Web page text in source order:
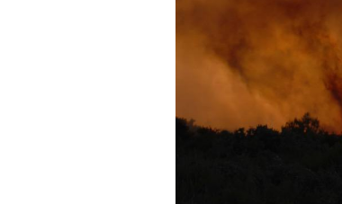
Fortes chaleurs :
pourquoi le risque de
noyade grimpe-t-il ?